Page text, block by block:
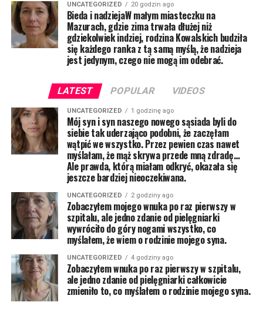
UNCATEGORIZED 20 godzin ago
Bieda i nadziejaW małym miasteczku na
Mazurach, gdzie zima trwała dłużej niż
gdziekolwiek indziej, rodzina Kowalskich budziła
się każdego ranka z tą samą myślą, że nadzieja
jest jedynym, czego nie mogą im odebrać.
LATEST POPULAR VIDEOS
UNCATEGORIZED 1 godzinę ago
Mój syn i syn naszego nowego sąsiada byli do
siebie tak uderzająco podobni, że zaczęłam
wątpić we wszystko. Przez pewien czas nawet
myślałam, że mąż skrywa przede mną zdradę…
Ale prawda, którą miałam odkryć, okazała się
jeszcze bardziej nieoczekiwana.
UNCATEGORIZED 2 godziny ago
Zobaczyłem mojego wnuka po raz pierwszy w
szpitalu, ale jedno zdanie od pielęgniarki
wywróciło do góry nogami wszystko, co
myślałem, że wiem o rodzinie mojego syna.
UNCATEGORIZED 4 godziny ago
Zobaczyłem wnuka po raz pierwszy w szpitalu,
ale jedno zdanie od pielęgniarki całkowicie
zmieniło to, co myślałem o rodzinie mojego syna.